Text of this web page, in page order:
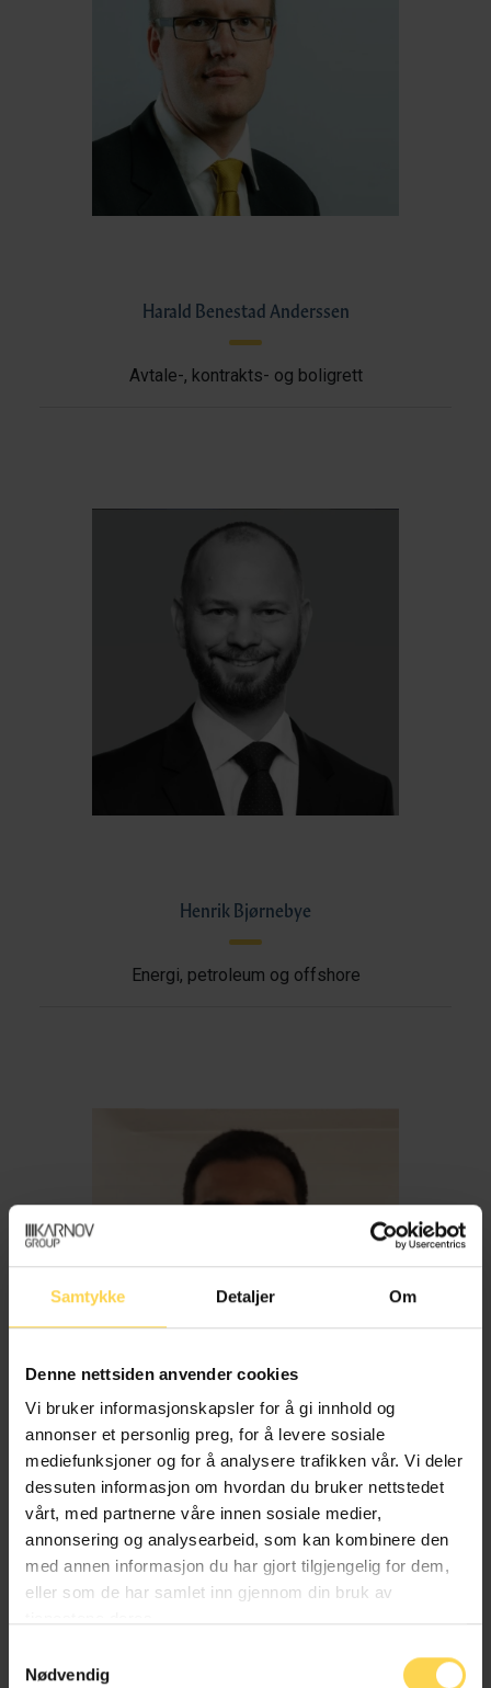
Samtykke Detaljer Om
Denne nettsiden anvender cookies
Vi bruker informasjonskapsler for å gi innhold og
annonser et personlig preg, for å levere sosiale
mediefunksjoner og for å analysere trafikken vår. Vi deler
dessuten informasjon om hvordan du bruker nettstedet
vårt, med partnerne våre innen sosiale medier,
annonsering og analysearbeid, som kan kombinere den
med annen informasjon du har gjort tilgjengelig for dem,
eller som de har samlet inn gjennom din bruk av
Nødvendig
Harald Benestad Anderssen
Avtale-, kontrakts- og boligrett
Henrik Bjørnebye
Energi, petroleum og offshore
Imran Haider
Trygderett og pensjonsrett